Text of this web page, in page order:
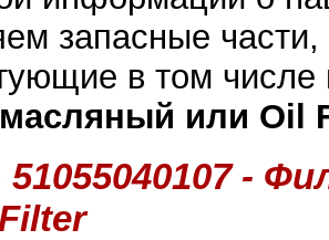
запасные
в том
или Oil
-